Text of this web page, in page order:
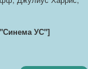
УС"]